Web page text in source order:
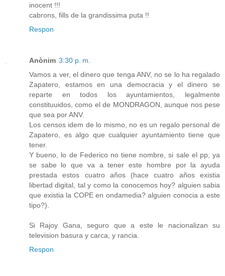
inocent !!!
cabrons, fills de la grandissima puta !!
Respon
Anònim 3:30 p. m.
Vamos a ver, el dinero que tenga ANV, no se lo ha regalado
Zapatero, estamos en una democracia y el dinero se
reparte en todos los ayuntamientos, legalmente
constituuidos, como el de MONDRAGON, aunque nos pese
que sea por ANV.
Los censos idem de lo mismo, no es un regalo personal de
Zapatero, es algo que cualquier ayuntamiento tiene que
tener.
Y bueno, lo de Federico no tiene nombre, si sale el pp, ya
se sabe lo que va a tener este hombre por la ayuda
prestada estos cuatro años (hace cuatro años existia
libertad digital, tal y como la conocemos hoy? alguien sabia
que existia la COPE en ondamedia? alguien conocia a este
tipo?).
Si Rajoy Gana, seguro que a este le nacionalizan su
television basura y carca, y rancia.
Respon